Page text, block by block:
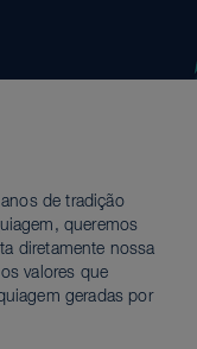
de tradição
queremos
diretamente nossa
valores que
geradas por